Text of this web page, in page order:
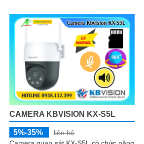
CAMERA KBVISION KX-S5L
5%-35%
liên hệ